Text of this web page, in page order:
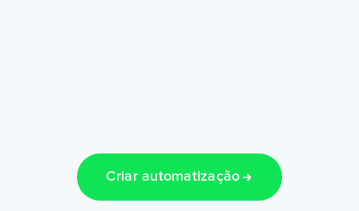
Criar automatização